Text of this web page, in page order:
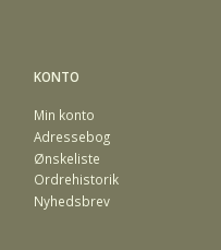
KONTO
Min konto
Adressebog
Ønskeliste
Ordrehistorik
Nyhedsbrev